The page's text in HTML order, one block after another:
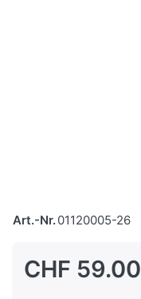
Art.-Nr.01120005-26
CHF 59.00